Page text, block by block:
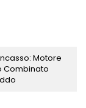
Motore
Combinato